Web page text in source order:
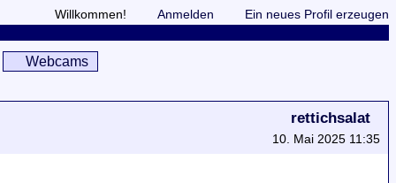
Willkommen! Anmelden Ein neues Profil erzeugen
Webcams
rettichsalat
10. Mai 2025 11:35